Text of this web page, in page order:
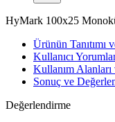
HyMark 100x25
Ürünün Tanıtımı
Kullanıcı
Kullanım
Sonuç ve
Değerlendirme